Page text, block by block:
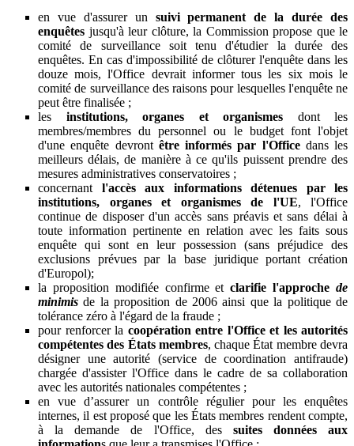
en vue d'assurer un suivi permanent de la durée des
enquêtes jusqu'à leur clôture, la Commission propose que le
comité de surveillance soit tenu d'étudier la durée des
enquêtes. En cas d'impossibilité de clôturer l'enquête dans les
douze mois, l'Office devrait informer tous les six mois le
comité de surveillance des raisons pour lesquelles l'enquête ne
peut être finalisée ;
les institutions, organes et organismes dont les
membres/membres du personnel ou le budget font l'objet
d'une enquête devront être informés par l'Officedans les
meilleurs délais, de manière à ce qu'ils puissent prendre des
mesures administratives conservatoires ;
concernant l'accès aux informations détenues par les
institutions, organes et organismes de l'UE, l'Office
continue de disposer d'un accès sans préavis et sans délai à
toute information pertinente en relation avec les faits sous
enquête qui sont en leur possession (sans préjudice des
exclusions prévues par la base juridique portant création
d'Europol);
la proposition modifiée confirme etclarifie l'approchede
minimis de la proposition de 2006 ainsi que la politique de
tolérance zéro à l'égard de la fraude ;
pour renforcer la coopération entre l'Office et les autorités
compétentes des États membres, chaque État membre devra
désigner une autorité (service de coordination antifraude)
chargée d'assister l'Office dans le cadre de sa collaboration
avec les autorités nationales compétentes ;
en vue d’assurer un contrôle régulier pour les enquêtes
internes, il est proposé que les États membres rendent compte,
à la demande de l'Office, des suites données aux